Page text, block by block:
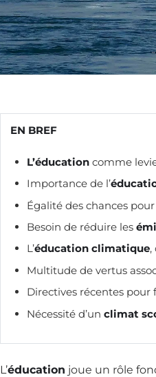
EN BREF
L’éducation comme
Importance de l’
Égalité des chances pour
Besoin de réduire les
L’éducation climatique,
Multitude de vertus
Directives récentes pour
Nécessité d’un climat
L’éducation joue un rôle